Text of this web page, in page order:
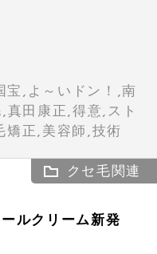
,よ～いドン！,南
田康正,得意,スト
矯正,美容師,技術
クセ毛関連
ールクリーム新発